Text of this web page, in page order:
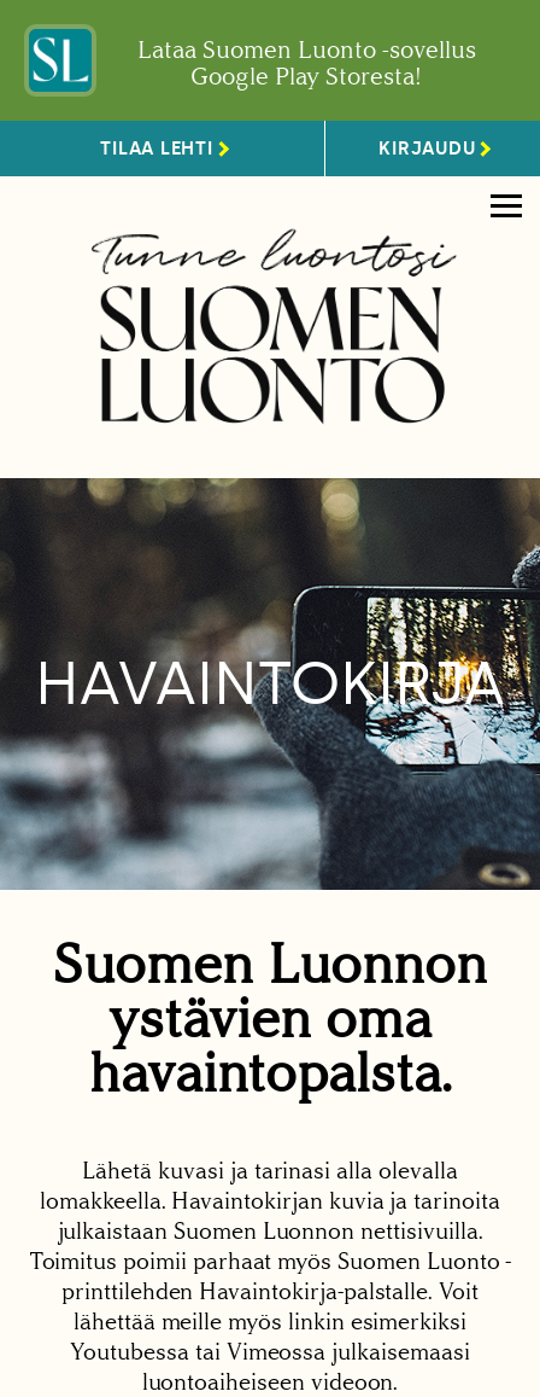
Lataa Suomen Luonto -sovellus
Google Play Storesta!
TILAA LEHTI KIRJAUDU
HAVAINTOKIRJA
Suomen Luonnon
ystävien oma
havaintopalsta.
Lähetä kuvasi ja tarinasi alla olevalla
lomakkeella. Havaintokirjan kuvia ja tarinoita
julkaistaan Suomen Luonnon nettisivuilla.
Toimitus poimii parhaat myös Suomen Luonto -
printtilehden Havaintokirja-palstalle. Voit
lähettää meille myös linkin esimerkiksi
Youtubessa tai Vimeossa julkaisemaasi
luontoaiheiseen videoon.